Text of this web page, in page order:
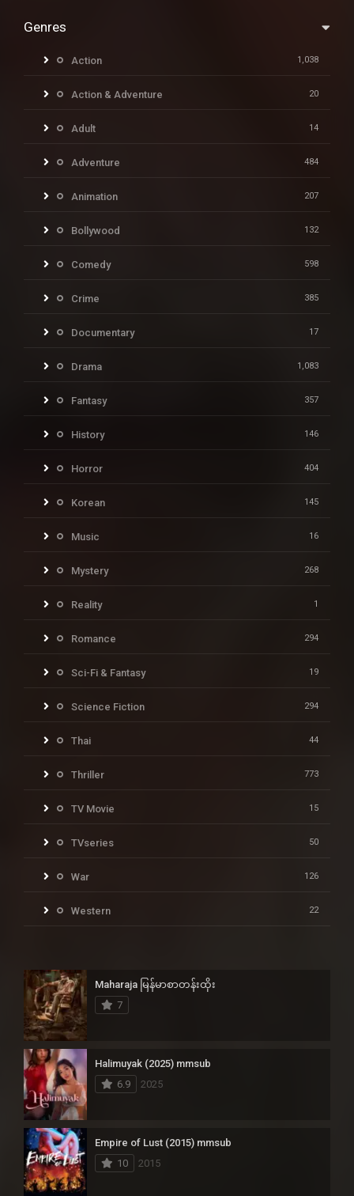
Genres
Action 1,038
Action & Adventure 20
Adult 14
Adventure 484
Animation 207
Bollywood 132
Comedy 598
Crime 385
Documentary 17
Drama 1,083
Fantasy 357
History 146
Horror 404
Korean 145
Music 16
Mystery 268
Reality 1
Romance 294
Sci-Fi & Fantasy 19
Science Fiction 294
Thai 44
Thriller 773
TV Movie 15
TVseries 50
War 126
Western 22
Maharaja မြန်မာစာတန်းထိုး
7
Halimuyak (2025) mmsub
6.9
2025
Empire of Lust (2015) mmsub
10
2015